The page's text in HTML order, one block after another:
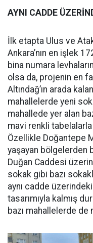
AYNI CADDE
İlk etapta Ulus ve
Ankara’nın en işlek
bina numara
olsa da, projenin en
Altındağ’ın arada
mahallelerde yeni
mahallede yer alan
mavi renkli
Özellikle Doğantepe
yaşayan bölgelerden
Duğan Caddesi
sokak gibi bazı
aynı cadde
tasarımıyla kalmış
bazı mahallelerde de